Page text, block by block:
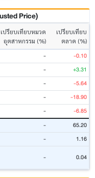
Price)
เปรียบเทียบหมวด
อุตสาหกรรม (%)
เปรียบเทียบ
ตลาด (%)
- -0.10
- +3.31
- -5.64
- -18.90
- -6.85
- 65.20
- 1.16
- 0.04